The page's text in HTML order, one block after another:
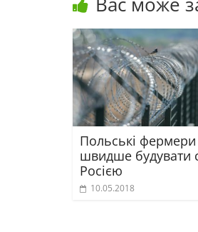
Польські
швидше будувати
Росією
10.05.2018